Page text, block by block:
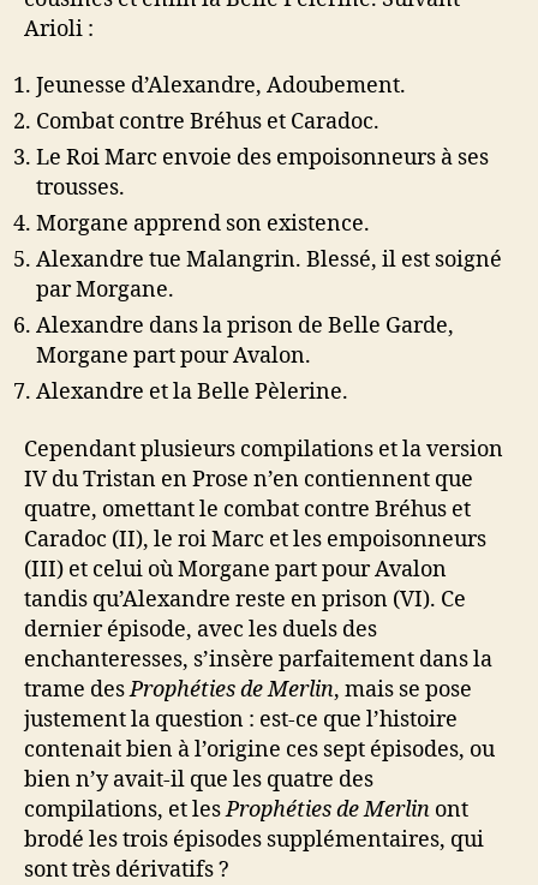
Arioli :
Jeunesse d’Alexandre, Adoubement.
Combat contre Bréhus et Caradoc.
Le Roi Marc envoie des empoisonneurs à ses
trousses.
Morgane apprend son existence.
Alexandre tue Malangrin. Blessé, il est soigné
par Morgane.
Alexandre dans la prison de Belle Garde,
Morgane part pour Avalon.
Alexandre et la Belle Pèlerine.
Cependant plusieurs compilations et la version
IV du Tristan en Prose n’en contiennent que
quatre, omettant le combat contre Bréhus et
Caradoc (II), le roi Marc et les empoisonneurs
(III) et celui où Morgane part pour Avalon
tandis qu’Alexandre reste en prison (VI). Ce
dernier épisode, avec les duels des
enchanteresses, s’insère parfaitement dans la
trame desProphéties de Merlin, mais se pose
justement la question : est-ce que l’histoire
contenait bien à l’origine ces sept épisodes, ou
bien n’y avait-il que les quatre des
compilations, et lesProphéties de Merlin ont
brodé les trois épisodes supplémentaires, qui
sont très dérivatifs ?